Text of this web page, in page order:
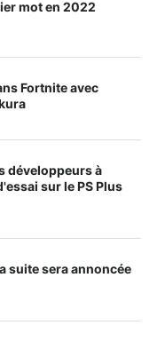
mot en 2022
Fortnite avec
développeurs à
sur le PS Plus
suite sera annoncée